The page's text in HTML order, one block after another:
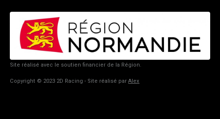
Site réalisé avec le soutien financier de la Région.
Copyright © 2023 2D Racing - Site réalisé par Alex